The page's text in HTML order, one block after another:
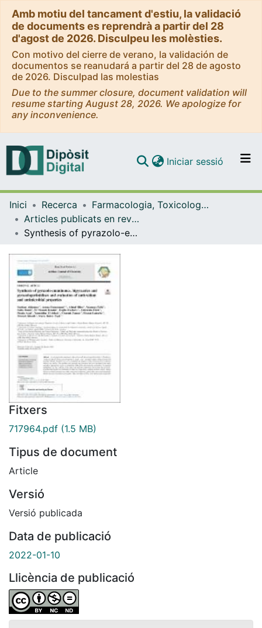
Amb motiu del tancament d'estiu, la validació
de documents es reprendrà a partir del 28
d'agost de 2026. Disculpeu les molèsties.
Con motivo del cierre de verano, la validación de
documentos se reanudará a partir del 28 de agosto
de 2026. Disculpad las molestias
Due to the summer closure, document validation will
resume starting August 28, 2026. We apologize for
any inconvenience.
Navega per tot el DD
Iniciar sessió (current)
Inici Recerca
Farmacologia, Toxicologia i Química Terapèutica
Articles publicats en revistes (Farmacologia, Toxicologia i Química Terapèutica)
Synthesis of pyrazolo-enaminones, bipyrazoles and pyrazolopyrimidines and evaluation of antioxidant and antimicrobial properties
Fitxers
717964.pdf (1.5 MB)
Tipus de document
Article
Versió
Versió publicada
Data de publicació
2022-01-10
Llicència de publicació